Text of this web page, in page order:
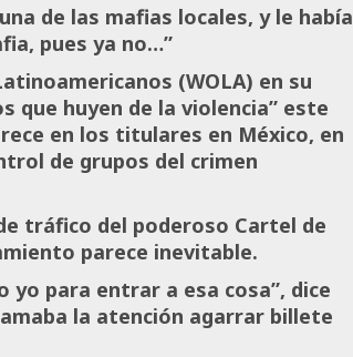
de las mafias locales, y le había
pues ya no…”
(WOLA) en su
que huyen de la violencia” este
en los titulares en México, en
de grupos del crimen
tráfico del poderoso Cartel de
parece inevitable.
yo para entrar a esa cosa”, dice
la atención agarrar billete